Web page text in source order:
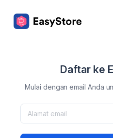
Daftar ke
Mulai dengan email Anda